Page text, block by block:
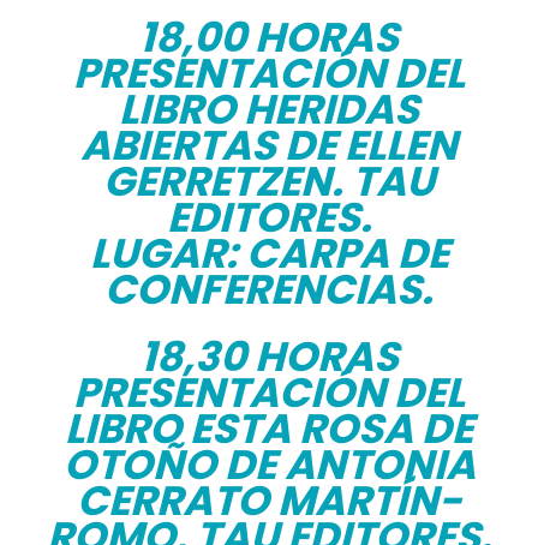
18,00 HORAS
PRESENTACIÓN DEL
LIBRO HERIDAS
ABIERTAS DE ELLEN
GERRETZEN. TAU
EDITORES.
LUGAR: CARPA DE
CONFERENCIAS.
18,30 HORAS
PRESENTACIÓN DEL
LIBRO ESTA ROSA DE
OTOÑO DE ANTONIA
CERRATO MARTÍN-